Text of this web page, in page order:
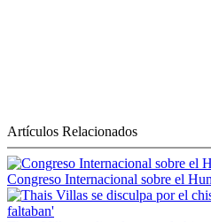
Artículos Relacionados
Congreso Internacional sobre el